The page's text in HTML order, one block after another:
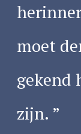
moet
gekend
zijn.